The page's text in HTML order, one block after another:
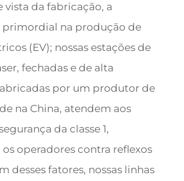
vista da fabricação, a
primordial na produção de
(EV); nossas estações de
fechadas e de alta
por um produtor de
na China, atendem aos
da classe 1,
operadores contra reflexos
desses fatores, nossas linhas